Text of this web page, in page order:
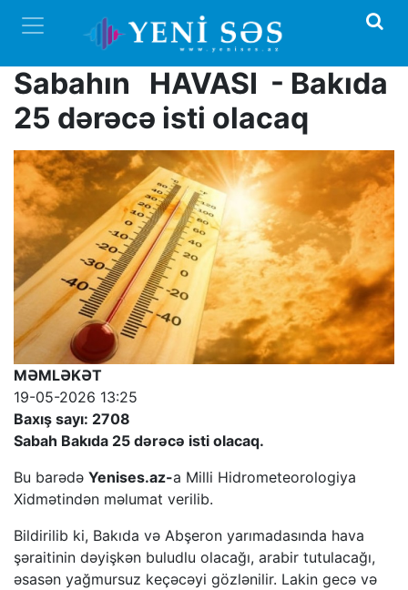
Sabahın HAVASI - Bakıda
25 dərəcə isti olacaq
MƏMLƏKƏT
19-05-2026 13:25
Baxış sayı: 2708
Sabah Bakıda 25 dərəcə isti olacaq.
Bu barədə Yenises.az-a Milli Hidrometeorologiya
Xidmətindən məlumat verilib.
Bildirilib ki, Bakıda və Abşeron yarımadasında hava
şəraitinin dəyişkən buludlu olacağı, arabir tutulacağı,
əsasən yağmursuz keçəcəyi gözlənilir. Lakin gecə və